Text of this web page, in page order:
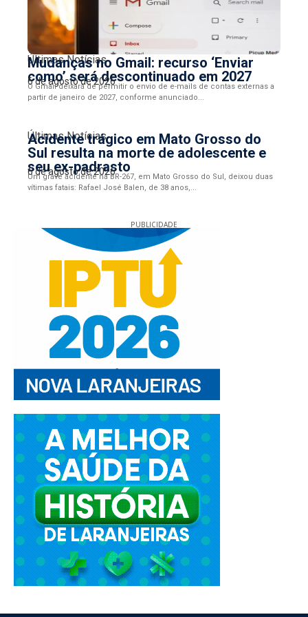
Últimas Notícias
Mudanças no Gmail: recurso ‘Enviar
como’ será descontinuado em 2027
6 de agosto de 2026
O Gmail deixará de permitir o envio de e-mails de contas externas a
partir de janeiro de 2027, conforme anunciado...
Últimas Notícias
Acidente trágico em Mato Grosso do
Sul resulta na morte de adolescente e
seu ex-padrasto
6 de agosto de 2026
Um grave acidente na BR-267, em Mato Grosso do Sul, deixou duas
vítimas fatais: Rafael José Balen, de 38 anos,...
PUBLICIDADE